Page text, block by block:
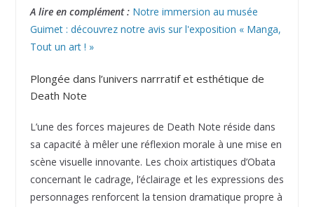
A lire en complément : Notre immersion au musée
Guimet : découvrez notre avis sur l'exposition « Manga,
Tout un art ! »
Plongée dans l’univers narrratif et esthétique de
Death Note
L’une des forces majeures de Death Note réside dans
sa capacité à mêler une réflexion morale à une mise en
scène visuelle innovante. Les choix artistiques d’Obata
concernant le cadrage, l’éclairage et les expressions des
personnages renforcent la tension dramatique propre à